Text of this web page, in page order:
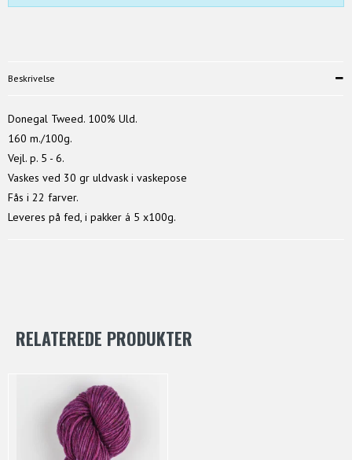
Beskrivelse
Donegal Tweed. 100% Uld.
160 m./100g.
Vejl. p. 5 - 6.
Vaskes ved 30 gr uldvask i vaskepose
Fås i 22 farver.
Leveres på fed, i pakker á 5 x100g.
RELATEREDE PRODUKTER